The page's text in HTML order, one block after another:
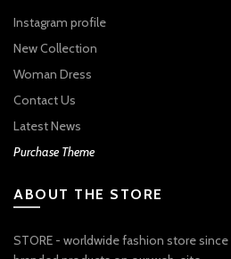
Instagram profile
New Collection
Woman Dress
Contact Us
Latest News
Purchase Theme
ABOUT THE STORE
STORE - worldwide fashion store since